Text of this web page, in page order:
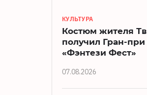
КУЛЬТУРА
Костюм жителя
получил Гран-
«Фэнтези Фест»
07.08.2026